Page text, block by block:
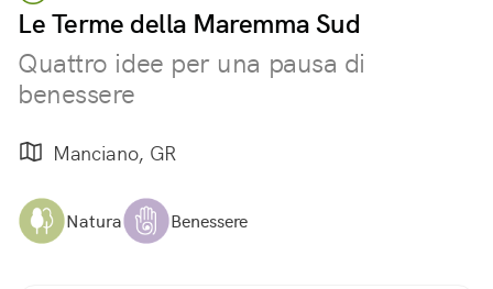
Le Terme della Maremma Sud
Quattro idee per una pausa di
benessere
Manciano, GR
Natura Benessere